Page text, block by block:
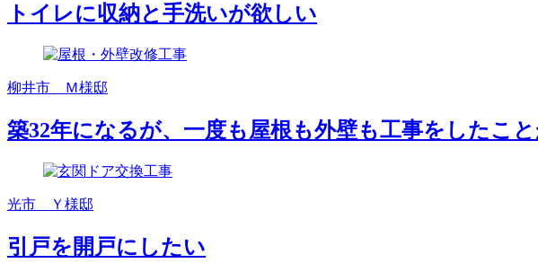
トイレに収納と手洗いが欲しい
柳井市 Ｍ様邸
築32年になるが、一度も屋根も外壁も工事をしたこ
光市 Ｙ様邸
引戸を開戸にしたい